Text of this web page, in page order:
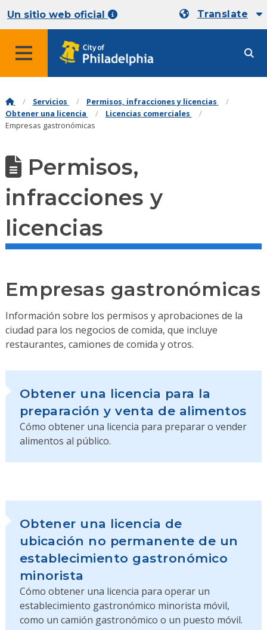
Un sitio web oficial Translate
Servicios
Permisos, infracciones y licencias
Obtener una licencia
Licencias comerciales
Empresas gastronómicas
Permisos,
infracciones y
licencias
Empresas gastronómicas
Información sobre los permisos y aprobaciones de la
ciudad para los negocios de comida, que incluye
restaurantes, camiones de comida y otros.
Obtener una licencia para la
preparación y venta de alimentos
Cómo obtener una licencia para preparar o vender
alimentos al público.
Obtener una licencia de
ubicación no permanente de un
establecimiento gastronómico
minorista
Cómo obtener una licencia para operar un
establecimiento gastronómico minorista móvil,
como un camión gastronómico o un puesto móvil.